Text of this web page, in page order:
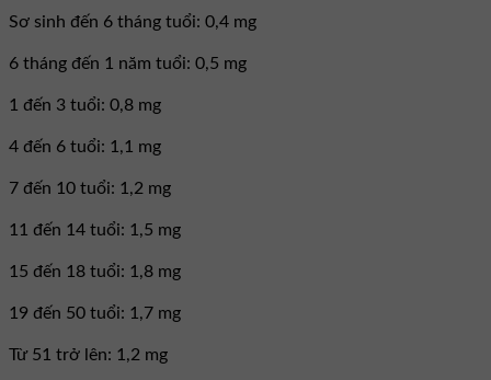
Sơ sinh đến 6 tháng tuổi: 0,4 mg
6 tháng đến 1 năm tuổi: 0,5 mg
1 đến 3 tuổi: 0,8 mg
4 đến 6 tuổi: 1,1 mg
7 đến 10 tuổi: 1,2 mg
11 đến 14 tuổi: 1,5 mg
15 đến 18 tuổi: 1,8 mg
19 đến 50 tuổi: 1,7 mg
Từ 51 trở lên: 1,2 mg